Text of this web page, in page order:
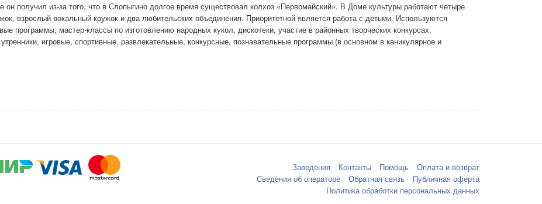
он получил из-за того, что в Слопыгино долгое время существовал колхоз «Первомайский». В Доме культуры работают четыре
взрослый вокальный кружок и два любительских объединения. Приоритетной является работа с детьми. Используются
программы, мастер-классы по изготовлению народных кукол, дискотеки, участие в районных творческих конкурсах.
игровые, спортивные, развлекательные, конкурсные, познавательные программы (в основном в каникулярное и
Заведения Контакты Помощь
Оплата и возврат
Сведения об операторе
Обратная связь
Публичная оферта
Политика обработки персональных данных